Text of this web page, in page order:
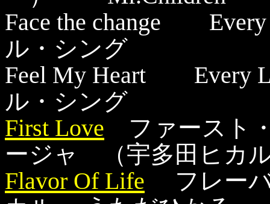
Face the change
ル・シング
Feel My Heart Every
ル・シング
First Love ファースト
ージャ （宇多田ヒカ
Flavor Of Life フレー